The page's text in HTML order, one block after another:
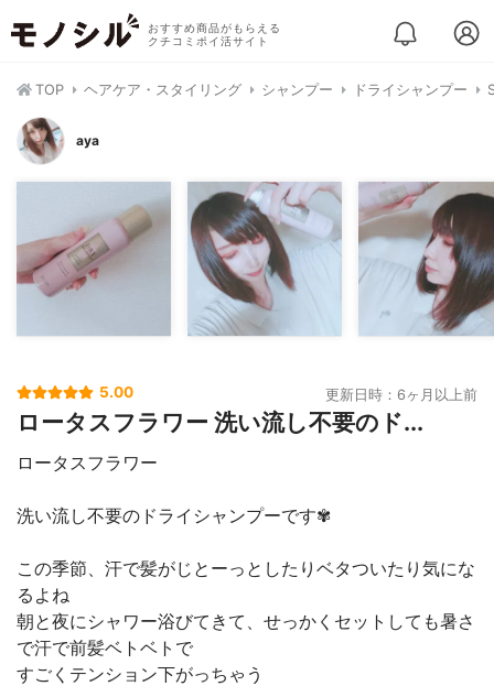
おすすめ商品がもらえる
クチコミポイ活サイト
TOP ヘアケア・スタイリング シャンプー ドライシャンプー
aya
5.00 更新日時：6ヶ月以上前
ロータスフラワー 洗い流し不要のド...
ロータスフラワー
洗い流し不要のドライシャンプーです✾
この季節、汗で髪がじとーっとしたりベタついたり気にな
るよね
朝と夜にシャワー浴びてきて、せっかくセットしても暑さ
で汗で前髪ベトベトで
すごくテンション下がっちゃう